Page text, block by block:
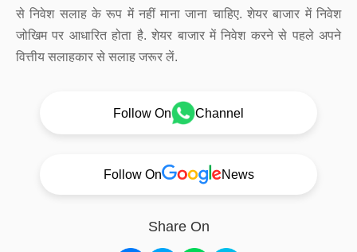
से निवेश सलाह के रूप में नहीं माना जाना चाहिए. शेयर बाजार में निवेश
जोखिम पर आधारित होता है. शेयर बाजार में निवेश करने से पहले अपने
वित्तीय सलाहकार से सलाह जरूर लें.
Follow On Channel
Follow On News
Share On